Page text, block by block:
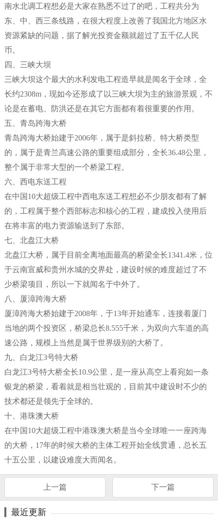
南水北调工程想必是大家在熟悉不过了的吧，工程共分为
东、中、西三条线路，在很大程度上改善了我国北方地区水
资源紧缺的问题，据了解光投资金额就超过了五千亿人民
币。
四、三峡大坝
三峡大坝这个最大的水利发电工程造早就是闻名于全球，全
长约2308m，现如今还形成了以三峡大坝为主的旅游景观，不
论是在蓄电、防洪还是在其它方面都有着很重要的作用。
五、青岛跨海大桥
青岛跨海大桥始建于2006年，属于是斜拉桥、特大桥类型
的，属于是青兰高速公路的重要组成部分，全长36.48公里，
整个属于非常大型的一个桥梁工程。
六、西电东送工程
在中国10大超级工程中西电东送工程想必不少朋友都有了解
的，工程属于整个西部标志和核心的工程，建成投入使用后
在将丰富的电力资源输送到了东部。
七、北盘江大桥
北盘江大桥，属于目前全离地面最高的桥梁全长1341.4米，位
于云南宣威和贵州水城的交界处，建设时候的难度超过了不
少桥梁项目，所以一下就闻名于中外了。
八、厦漳跨海大桥
厦漳跨海大桥始建于2008年，于13年开始通车，连接着厦门
当地的两个投资区，桥梁总长8.555千米，为双向六车道的高
速公路，规模上当然是属于世界级别的大桥了。
九、白龙江3号特大桥
白龙江3号特大桥全长10.9公里，是一座从高空上看宛如一条
银龙的桥梁，看着就是相当壮观的，目前其中建设时不少的
技术都还是领先于全球的。
十、港珠澳大桥
在中国10大超级工程中港珠澳大桥是当今全球唯一一座跨海
的大桥，17年的时候大桥的主体工程开始全线贯通，总长五
十五公里，以建设难度大而闻名。
上一篇 下一篇
最近更新